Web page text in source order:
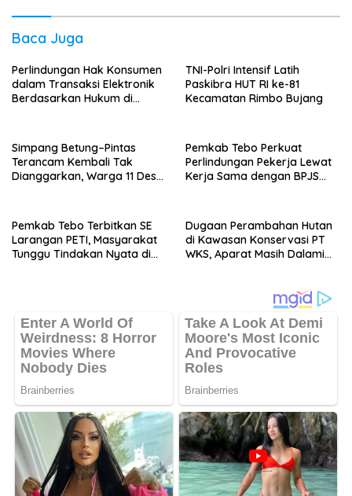
Baca Juga
Perlindungan Hak Konsumen
dalam Transaksi Elektronik
Berdasarkan Hukum di
TNI-Polri Intensif Latih
Paskibra HUT RI ke-81
Kecamatan Rimbo Bujang
Simpang Betung–Pintas
Terancam Kembali Tak
Dianggarkan, Warga 11 Desa
Pemkab Tebo Perkuat
Perlindungan Pekerja Lewat
Kerja Sama dengan BPJS
Pemkab Tebo Terbitkan SE
Larangan PETI, Masyarakat
Tunggu Tindakan Nyata di
Dugaan Perambahan Hutan
di Kawasan Konservasi PT
WKS, Aparat Masih Dalami